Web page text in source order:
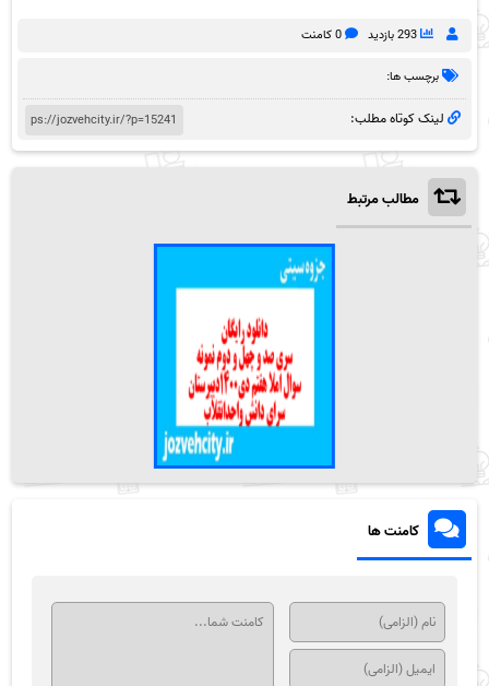
293 بازدید 0 کامنت
برچسب ها:
لینک کوتاه مطلب:
مطالب مرتبط
کامنت ها